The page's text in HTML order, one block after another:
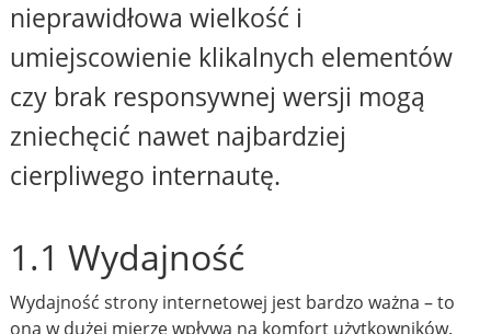
nieprawidłowa wielkość i
umiejscowienie klikalnych elementów
czy brak responsywnej wersji mogą
zniechęcić nawet najbardziej
cierpliwego internautę.
1.1 Wydajność
Wydajność strony internetowej jest bardzo ważna – to
ona w dużej mierze wpływa na komfort użytkowników.